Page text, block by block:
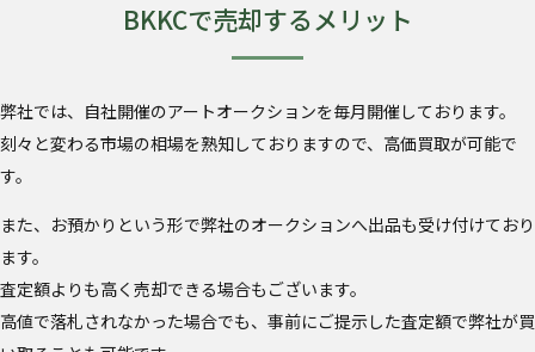
BKKCで売却するメリット
弊社では、自社開催のアートオークションを毎月開催しております。
刻々と変わる市場の相場を熟知しておりますので、高価買取が可能で
す。
また、お預かりという形で弊社のオークションへ出品も受け付けており
ます。
査定額よりも高く売却できる場合もございます。
高値で落札されなかった場合でも、事前にご提示した査定額で弊社が買